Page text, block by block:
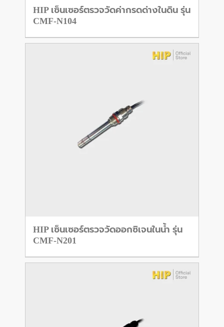
HIP เซ็นเซอร์ตรวจวัดค่ากรดด่างในดิน รุ่น
CMF-N104
HIP เซ็นเซอร์ตรวจวัดออกซิเจนในน้ำ รุ่น
CMF-N201